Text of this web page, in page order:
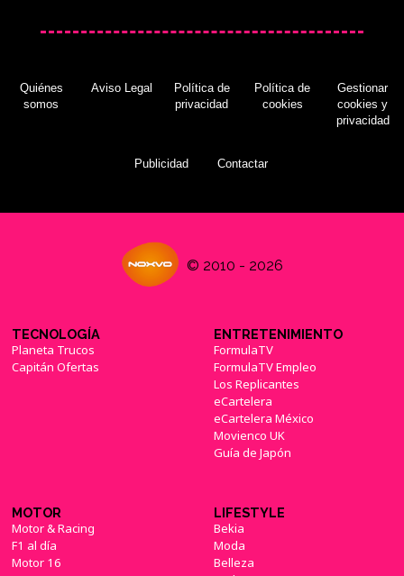
Quiénes
somos
Aviso Legal
Política de
privacidad
Política de
cookies
Gestionar
cookies y
privacidad
Publicidad Contactar
© 2010 - 2026
TECNOLOGÍA
Planeta Trucos
Capitán Ofertas
ENTRETENIMIENTO
FormulaTV
FormulaTV Empleo
Los Replicantes
eCartelera
eCartelera México
Movienco UK
Guía de Japón
MOTOR
Motor & Racing
F1 al día
Motor 16
LIFESTYLE
Bekia
Moda
Belleza